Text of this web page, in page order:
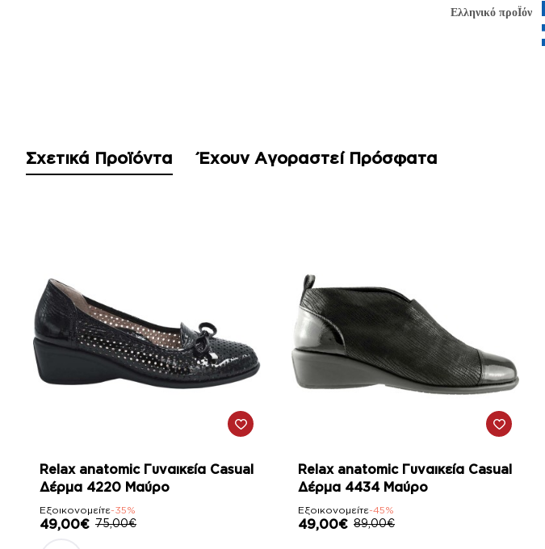
Ελληνικό προΪόν
Σχετικά Προϊόντα Έχουν Αγοραστεί Πρόσφατα
-35%
Relax anatomic Γυναικεία Casual
Δέρμα 4220 Μαύρο
Εξοικονομείτε-35%
49,00€ 75,00€
-45%
Relax anatomic Γυναικεία Casual
Δέρμα 4434 Μαύρο
Εξοικονομείτε-45%
49,00€ 89,00€